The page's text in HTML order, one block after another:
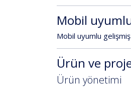
Mobil
Mobil uyumlu gelişmiş
Ürün ve
Ürün yönetimi